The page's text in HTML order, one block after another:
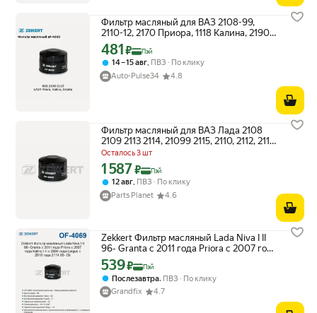
Фильтр масляный для ВАЗ 2108-99,
2110-12, 2170 Приора, 1118 Калина, 2190
Гранта арт of-4069
Цена с картой Яндекс Пэй 481 ₽ вместо
481₽ Пэй
14 – 15 авг, ПВЗ
По клику
Auto-Pulse34
4.8
Фильтр масляный для ВАЗ Лада 2108
2109 2113 2114, 21099 2115, 2110, 2112, 2113
2114 OF-4069 ZEKKERT
Осталось 3 шт
Цена с картой Яндекс Пэй 1587 ₽ вместо
1 587₽ Пэй
12 авг ПВЗ
По клику
Parts Planet
4.6
Zekkert Фильтр масляный Lada Niva I II
96- Granta с 2011 года Priora с 2007 года
Kalina I II с 2004 года Largus с 2016 года
2114 86- Ch
Цена с картой Яндекс Пэй 539 ₽ вместо
539₽ Пэй
Послезавтра, ПВЗ
По клику
Grandfix
4.7